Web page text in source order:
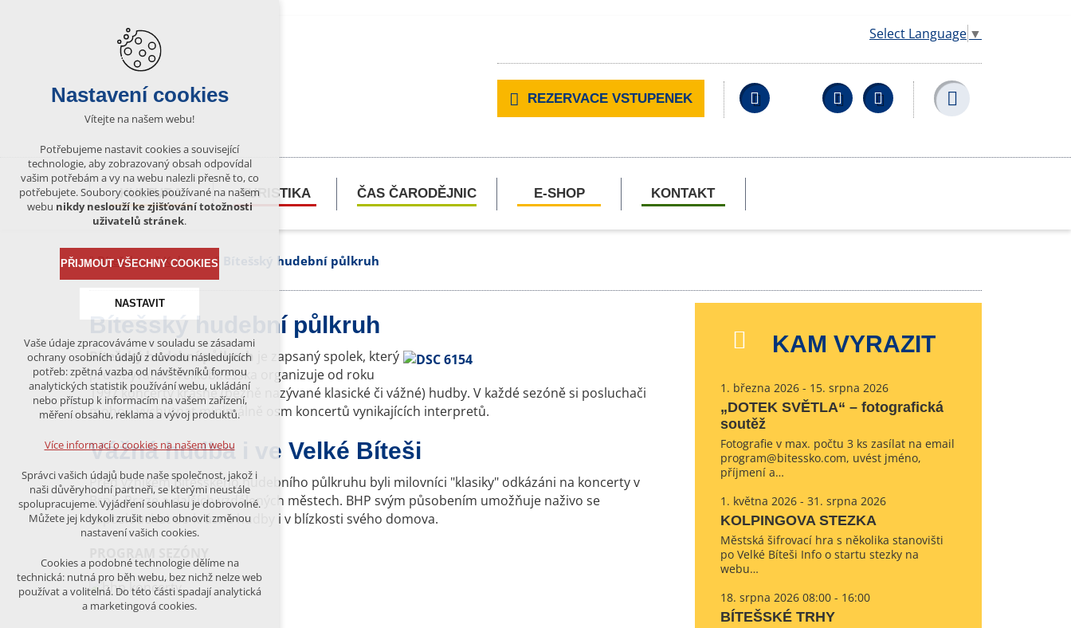
Select Language ▼
REZERVACE VSTUPENEK Facebook YouTubeWikipedia
KULTURA TURISTIKA ČAS ČARODĚJNIC E-SHOP KONTAKT
Bítešsko Kultura Bítešský hudební půlkruh
Bítešský hudební půlkruh
Bítešský hudební půlkruh
je zapsaný spolek, který
pro obyvatele Velkobítešska organizuje od roku
1997 koncerty krásné (běžně nazývané klasické či vážné) hudby. V každé sezóně si posluchači
mohou vychutnat minimálně osm koncertů vynikajících interpretů.
Vážná hudba i ve Velké Bíteši
Před vznikem Bítešského hudebního půlkruhu byli milovníci "klasiky" odkázáni na koncerty v
Brně, Praze a dalších vzdálených městech. BHP svým působením umožňuje naživo se
zaposlouchat do krásné hudby i v blízkosti svého domova.
KAM VYRAZIT
1. března 2026 - 15. srpna 2026
„DOTEK SVĚTLA“ – fotografická
soutěž
Fotografie v max. počtu 3 ks zasílat na email
program@bitessko.com, uvést jméno,
příjmení a…
1. května 2026 - 31. srpna 2026
KOLPINGOVA STEZKA
Městská šifrovací hra s několika stanovišti
po Velké Bíteši Info o startu stezky na
webu…
18. srpna 2026 08:00 - 16:00
BÍTEŠSKÉ TRHY
Nastavení cookies
Vítejte na našem webu!
Potřebujeme nastavit cookies a související
technologie, aby zobrazovaný obsah odpovídal
vašim potřebám a vy na webu nalezli přesně to, co
potřebujete. Soubory cookies používané na našem
webu nikdy neslouží ke zjišťování totožnosti
uživatelů stránek.
PŘIJMOUT VŠECHNY COOKIES
NASTAVIT
Technická cookies
nutná pro provozování webu
udržení kontextu stránek (session):
případná přihlášení, volby jazyka, apod.
analytická pro anonymizované
vyhodnocení návštěvnosti
marketingová cookies (Google)
Více informací o cookies na našem webu
ODMÍTNOUT VŠE
Vaše údaje zpracováváme v souladu se zásadami
ochrany osobních údajů z důvodu následujících
potřeb: zpětná vazba od návštěvníků formou
analytických statistik používání webu, ukládání
nebo přístup k informacím na vašem zařízení,
měření obsahu, reklama a vývoj produktů.
Více informací o cookies na našem webu
Správci vašich údajů bude naše společnost, jakož i
naši důvěryhodní partneři, se kterými neustále
spolupracujeme. Vyjádření souhlasu je dobrovolné.
Můžete jej kdykoli zrušit nebo obnovit změnou
nastavení vašich cookies.
Cookies a podobné technologie dělíme na
technická: nutná pro běh webu, bez nichž nelze web
používat a volitelná. Do této části spadají analytická
a marketingová cookies.